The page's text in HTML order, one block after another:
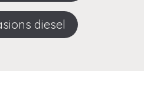
diesel